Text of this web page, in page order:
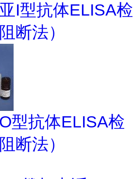
I型抗体ELISA检
断法）
型抗体ELISA检
断法）